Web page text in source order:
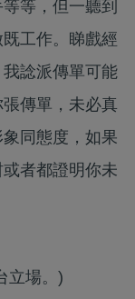
等，但一聽到
工作。睇戲經
諗派傳單可能
傳單，未必真
同態度，如果
者都證明你未
立場。)